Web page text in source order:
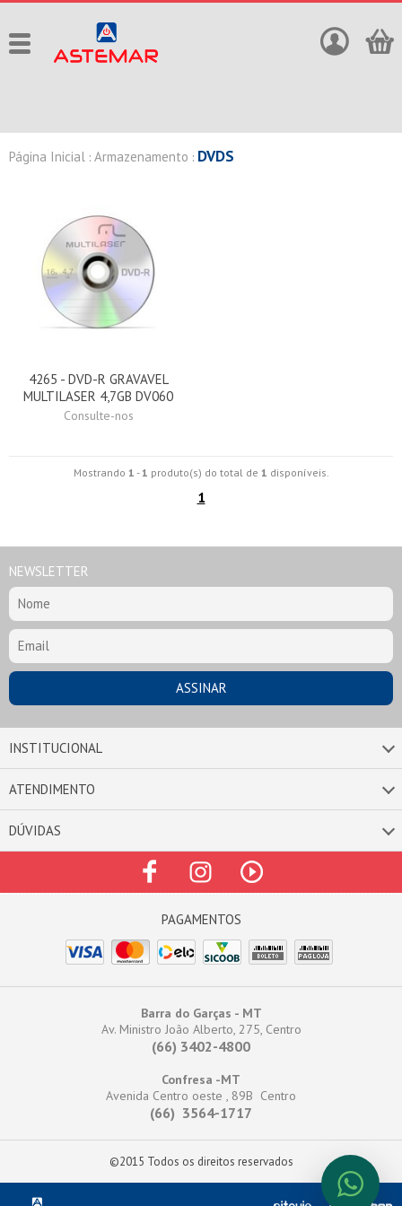
Página Inicial : Armazenamento : DVDS
4265 - DVD-R GRAVAVEL
MULTILASER 4,7GB DV060
Consulte-nos
Mostrando 1 - 1 produto(s) do total de 1 disponíveis.
1
NEWSLETTER
INSTITUCIONAL
ATENDIMENTO
DÚVIDAS
Barra do Garças - MT
Av. Ministro João Alberto, 275, Centro
(66) 3402-4800
Confresa -MT
Avenida Centro oeste , 89B Centro
(66) 3564-1717
©2015 Todos os direitos reservados